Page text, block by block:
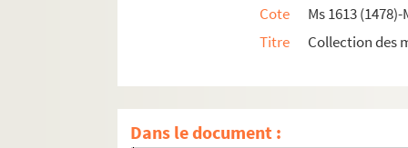
Cote
Ms 1613
Titre
Collection des
Dans le document :
Ms 1616 (1481). Recueil de pièces provenant
2. Mémoire et plan d'opérations de
3. Armées des Alpes et d'Italie ; onze cartes
4. Correspondance militaire de l'an III :